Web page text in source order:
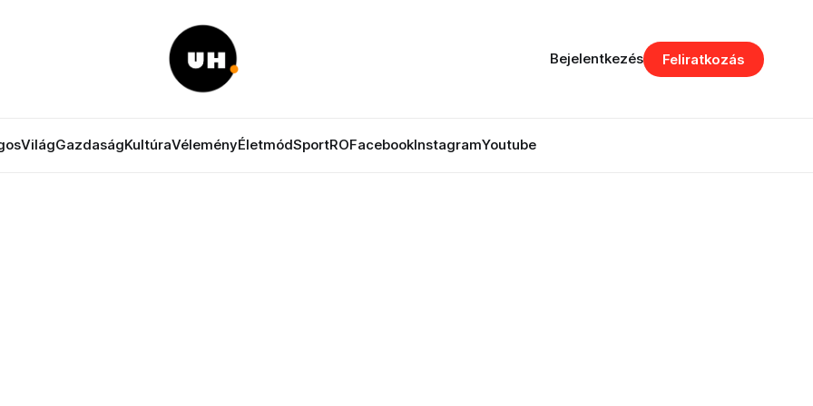
VilágGazdaságKultúraVéleményÉletmódSportROFacebookInstagramYoutube
Bejelentkezés Feliratkozás